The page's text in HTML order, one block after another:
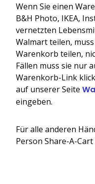
Wenn Sie einen
B&H Photo, IKEA,
vernetzten
Walmart teilen,
Warenkorb teilen,
Fällen muss sie nur
Warenkorb-Link
auf unserer Seite
eingeben.
Für alle anderen
Person Share-A-